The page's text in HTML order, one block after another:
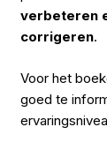
verbeteren
corrigeren.
Voor het
goed te